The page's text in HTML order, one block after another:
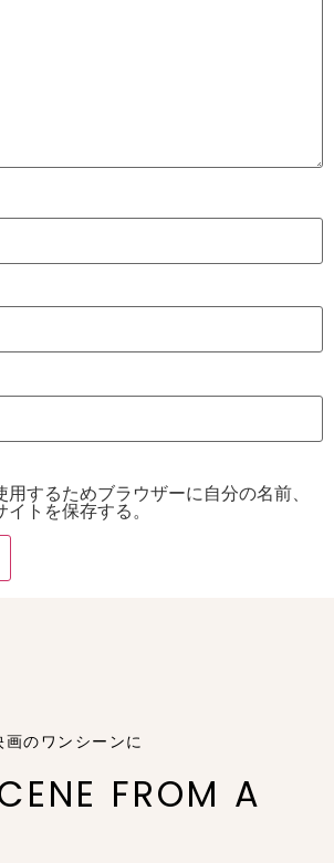
するためブラウザーに自分の名前、
トを保存する。
のワンシーンに
FROM A